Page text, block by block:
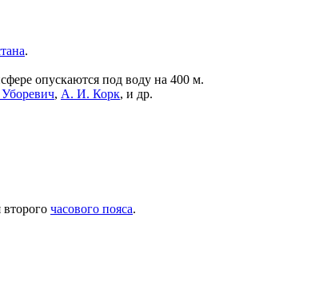
.
опускаются под воду на 400 м.
, А. И. Корк, и др.
часового пояса.